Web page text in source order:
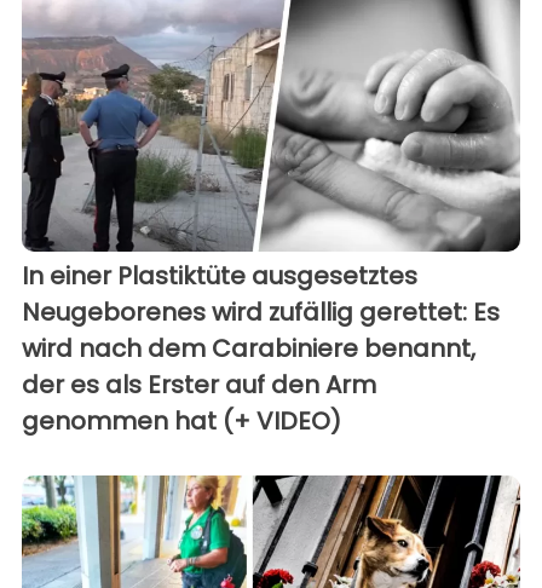
In einer Plastiktüte ausgesetztes
Neugeborenes wird zufällig gerettet: Es
wird nach dem Carabiniere benannt,
der es als Erster auf den Arm
genommen hat (+ VIDEO)